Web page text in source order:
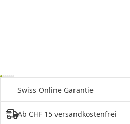
Swiss Online Garantie
Ab CHF 15 versandkostenfrei